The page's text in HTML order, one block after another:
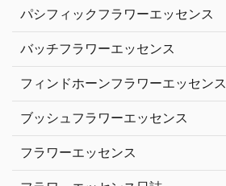
パシフィックフラワーエッセンス
バッチフラワーエッセンス
フィンドホーンフラワーエッセンス
ブッシュフラワーエッセンス
フラワーエッセンス